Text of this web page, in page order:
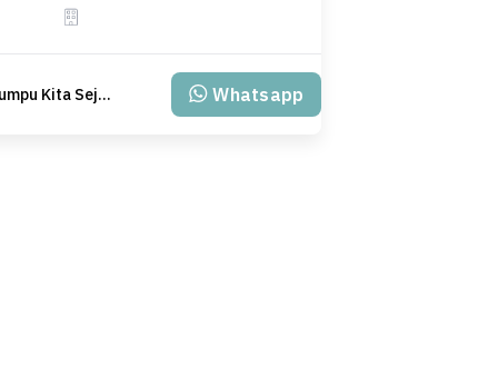
PT Klumpu Kita Sejahtera Whatsapp